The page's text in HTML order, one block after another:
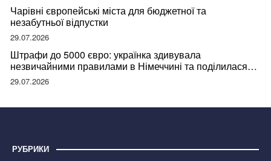
Чарівні європейські міста для бюджетної та
незабутньої відпустки
29.07.2026
Штрафи до 5000 євро: українка здивувала
незвичайними правилами в Німеччині та поділилася
правдою
29.07.2026
РУБРИКИ